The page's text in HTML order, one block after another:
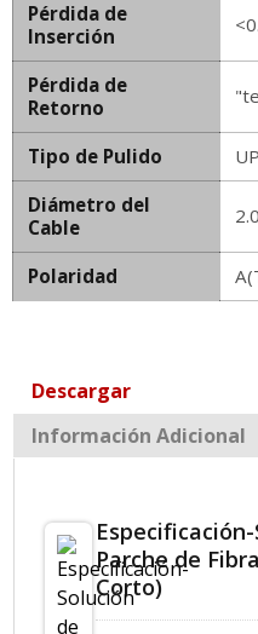
Pérdida de
Inserción
Pérdida de
Retorno
Tipo de Pulido
Diámetro del
Cable
Polaridad
Descargar
Información Adicional
Parche de
Corto)